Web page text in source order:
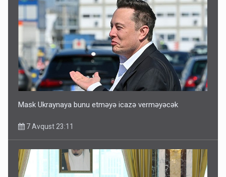
Mask Ukraynaya bunu etməyə icazə verməyəcək
7 Avqust 23:11